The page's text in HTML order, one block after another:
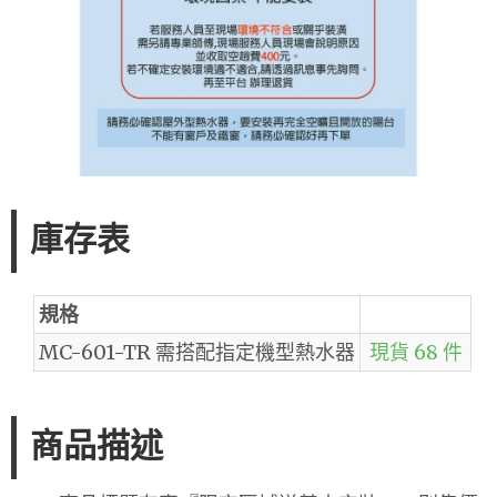
庫存表
規格
MC-601-TR 需搭配指定機型熱水器
現貨 68 件
商品描述